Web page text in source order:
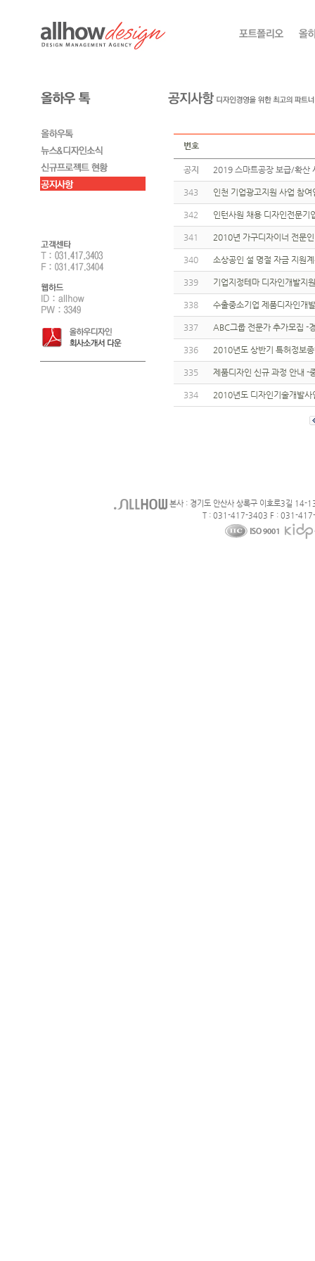
번호
공지 2019 스마트공장 보급/확
343 인천 기업광고지원 사업 참여
342 인턴사원 채용 디자인전문기
341 2010년 가구디자이너 전문
340 소상공인 설 명절 자금 지원
339 기업지정테마 디자인개발지
338 수출중소기업 제품디자인개
337 ABC그룹 전문가 추가모집 -
336 2010년도 상반기 특허정보
335 제품디자인 신규 과정 안내 -
334 2010년도 디자인기술개발사
본사 : 경기도 안산사 상록구 이호로3길 14-
T : 031-417-3403 F : 031-